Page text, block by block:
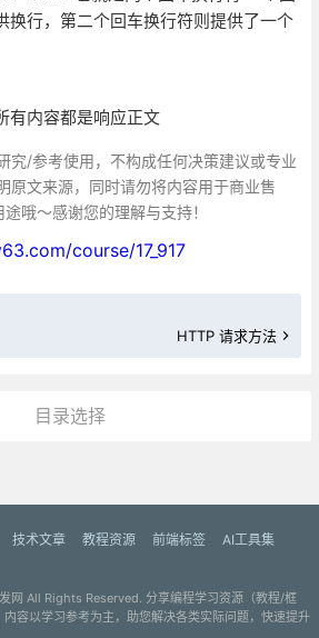
换行，第二个回车换行符则提供了一个
有内容都是响应正文
究/参考使用，不构成任何决策建议或专业
原文来源，同时请勿将内容用于商业售
哦～感谢您的理解与支持！
course/17_917
HTTP 请求方法
目录选择
技术文章 教程资源 前端标签
AI工具集